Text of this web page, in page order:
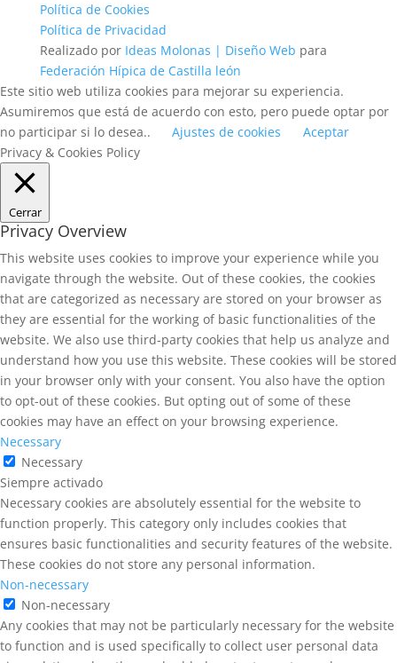
Política de Cookies
Política de Privacidad
Realizado por Ideas Molonas | Diseño Web para
Federación Hípica de Castilla león
Este sitio web utiliza cookies para mejorar su experiencia.
Asumiremos que está de acuerdo con esto, pero puede optar por
no participar si lo desea..
Ajustes de cookies
Aceptar
Privacy & Cookies Policy
Cerrar
Privacy Overview
This website uses cookies to improve your experience while you
navigate through the website. Out of these cookies, the cookies
that are categorized as necessary are stored on your browser as
they are essential for the working of basic functionalities of the
website. We also use third-party cookies that help us analyze and
understand how you use this website. These cookies will be stored
in your browser only with your consent. You also have the option
to opt-out of these cookies. But opting out of some of these
cookies may have an effect on your browsing experience.
Necessary
Necessary
Siempre activado
Necessary cookies are absolutely essential for the website to
function properly. This category only includes cookies that
ensures basic functionalities and security features of the website.
These cookies do not store any personal information.
Non-necessary
Non-necessary
Any cookies that may not be particularly necessary for the website
to function and is used specifically to collect user personal data